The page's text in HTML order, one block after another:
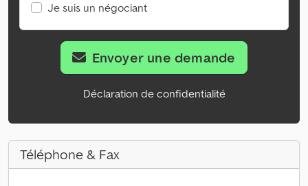
Je suis un négociant
Envoyer une demande
Déclaration de confidentialité
Téléphone & Fax